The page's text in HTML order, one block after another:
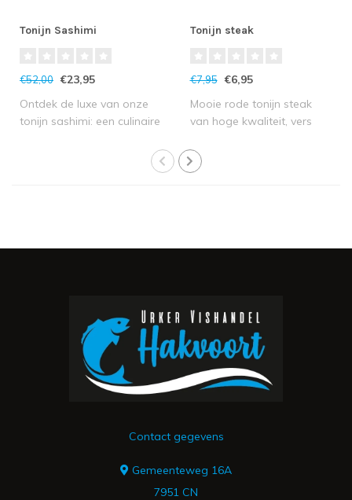
Tonijn Sashimi
€52,00 €23,95
Ontdek de luxe van onze
tonijn sashimi: een culinaire
Tonijn steak
€7,95 €6,95
Mooie rode tonijn steak
van hoge kwaliteit, vers
Contact gegevens
Gemeenteweg 16A
7951 CN